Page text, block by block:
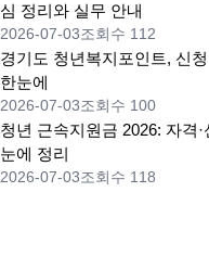
심 정리와 실무 안내
2026-07-03조회수 112
경기도 청년복지포인트, 신
한눈에
2026-07-03조회수 100
청년 근속지원금 2026: 자격
눈에 정리
2026-07-03조회수 118